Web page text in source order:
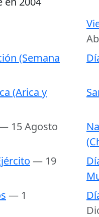
(Semana
(Arica y
15 Agosto
— 19
— 1